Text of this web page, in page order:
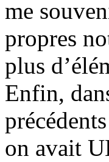
me
propres
plus
Enfin,
on avait